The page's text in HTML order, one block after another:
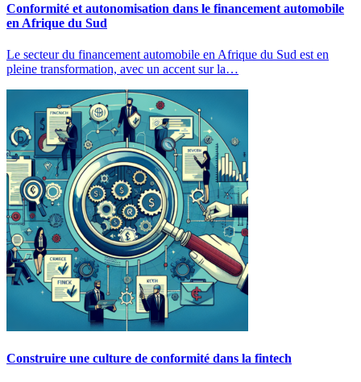
Conformité et autonomisation dans le financement automobile
en Afrique du Sud
Le secteur du financement automobile en Afrique du Sud est en
pleine transformation, avec un accent sur la…
Construire une culture de conformité dans la fintech